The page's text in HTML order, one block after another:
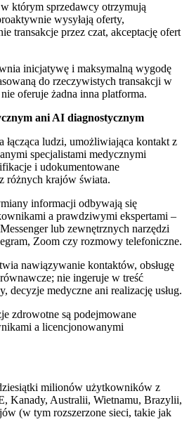
którym sprzedawcy otrzymują
wysyłają oferty,
transakcje przez czat, akceptację ofert
inicjatywę i maksymalną wygodę
do rzeczywistych transakcji w
oferuje żadna inna platforma.
ani AI diagnostycznym
ludzi, umożliwiająca kontakt z
specjalistami medycznymi
i udokumentowane
różnych krajów świata.
informacji odbywają się
a prawdziwymi ekspertami –
lub zewnętrznych narzędzi
Zoom czy rozmowy telefoniczne.
nawiązywanie kontaktów, obsługę
nie ingeruje w treść
decyzje medyczne ani realizację usług.
zdrowotne są podejmowane
a licencjonowanymi
milionów użytkowników z
Kanady, Australii, Wietnamu, Brazylii,
(w tym rozszerzone sieci, takie jak